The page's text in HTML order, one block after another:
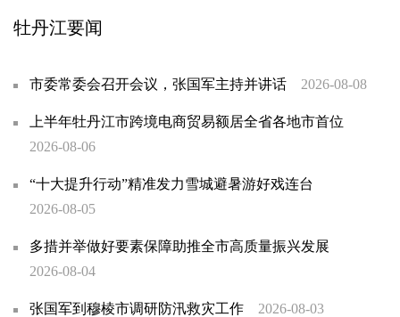
牡丹江要闻
市委常委会召开会议，张国军主持并讲话 2026-08-08
上半年牡丹江市跨境电商贸易额居全省各地市首位
2026-08-06
“十大提升行动”精准发力雪城避暑游好戏连台
2026-08-05
多措并举做好要素保障助推全市高质量振兴发展
2026-08-04
张国军到穆棱市调研防汛救灾工作 2026-08-03